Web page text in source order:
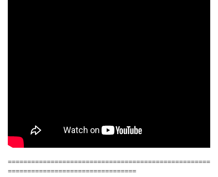
====================================================
=================================